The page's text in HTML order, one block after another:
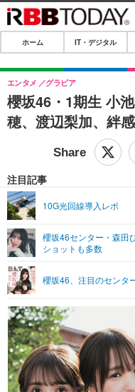
ホーム
IT・デジタル
IT・デジタルTOP
ショッピング
SPEED TEST
エンタメTOP
グラビア
ショッピング
ライフTOP
その他
リリース一覧
プッシュ通知の停止方法
ホーム IT・デジタル
櫻坂46・1期生 小
穂、渡辺梨加、絆
エンタメ グラビア
注目記事
10G光回線導入レポ
櫻坂46センター・森田
ショットも多数
櫻坂46、注目のセンタ